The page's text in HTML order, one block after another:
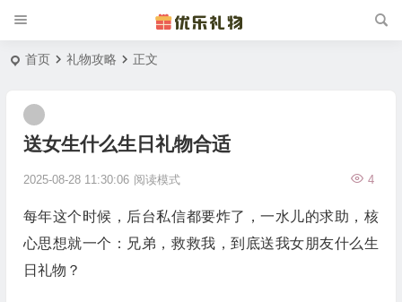
首页 礼物攻略 正文
送女生什么生日礼物合适
2025-08-28 11:30:06 4
阅读模式
每年这个时候，后台私信都要炸了，一水儿的求助，核
心思想就一个：兄弟，救救我，到底送我女朋友什么生
日礼物？